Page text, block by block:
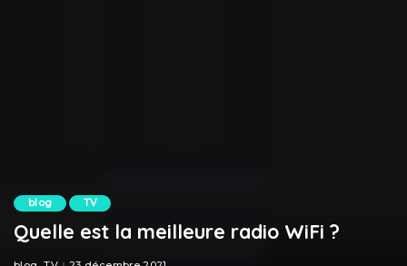
blog TV
Quelle est la meilleure radio WiFi ?